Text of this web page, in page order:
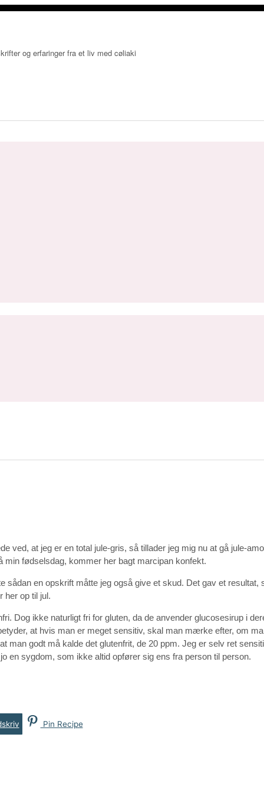
og erfaringer fra et liv med cøliaki
ved, at jeg er en total jule-gris, så tillader jeg mig nu at gå jule-
min fødselsdag, kommer her bagt marcipan konfekt.
sådan en opskrift måtte jeg også give et skud. Det gav et resultat,
her op til jul.
Dog ikke naturligt fri for gluten, da de anvender glucosesirup i
at hvis man er meget sensitiv, skal man mærke efter, om
godt må kalde det glutenfrit, de 20 ppm. Jeg er selv ret
en sygdom, som ikke altid opfører sig ens fra person til person.
Pin Recipe